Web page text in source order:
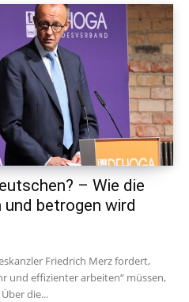
– Wie die
und betrogen wird
Friedrich Merz fordert,
und effizienter arbeiten“ müssen,
die...